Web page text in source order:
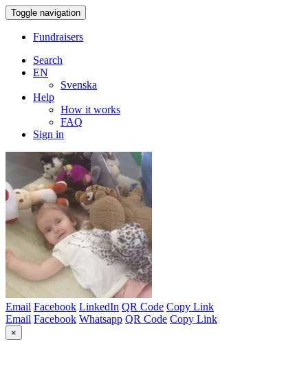
Toggle navigation
Fundraisers
Search
EN
Svenska
Help
How it works
FAQ
Sign in
Email Facebook LinkedIn QR Code Copy Link
Email Facebook Whatsapp QR Code Copy Link
×